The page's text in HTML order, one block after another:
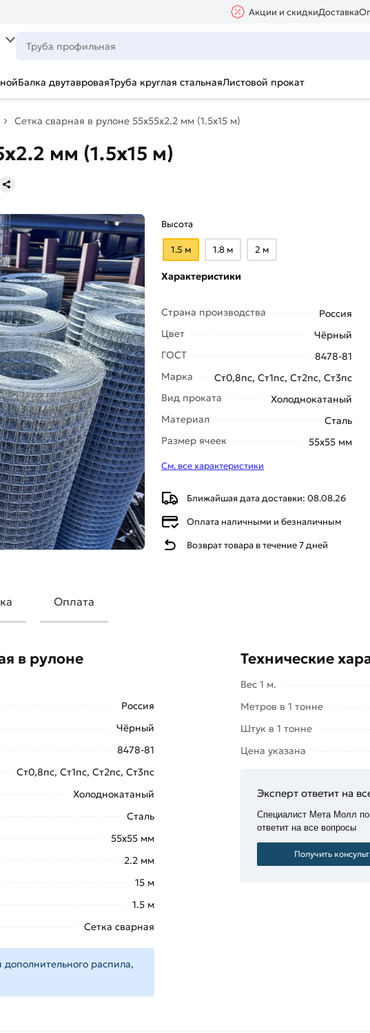
Акции и скидкиДоставка
Балка двутавроваяТруба круглая стальнаяЛистовой прокат
Сетка сварная в рулоне 55х55х2.2 мм (1.5х15 м)
мм (1.5х15 м)
Высота
1.5 м 1.8 м 2 м
Характеристики
Страна производства
Россия
Цвет
Чёрный
ГОСТ
8478-81
Марка
Ст0,8пс, Ст1пс, Ст2пс, Ст3пс
Вид проката
Холоднокатаный
Материал
Сталь
Размер ячеек
55х55 мм
См. все характеристики
Ближайшая дата доставки: 08.08.26
Оплата наличными и безналичным
Возврат товара в течение 7 дней
Оплата
широко востребованный в
простотой монтажа. Она
строительство, где ее
заборов, вольеров, клеток, теплиц
купить позвонив по контактам
в рулоне
Россия
Чёрный
8478-81
Ст0,8пс, Ст1пс, Ст2пс, Ст3пс
Холоднокатаный
Сталь
55х55 мм
2.2 мм
15 м
1.5 м
Сетка сварная
распила,
Технические
Вес 1 м.
Метров в 1 тонне
Штук в 1 тонне
Цена указана
Эксперт ответит на
Специалист Мета Молл
ответит на все вопросы
Получить